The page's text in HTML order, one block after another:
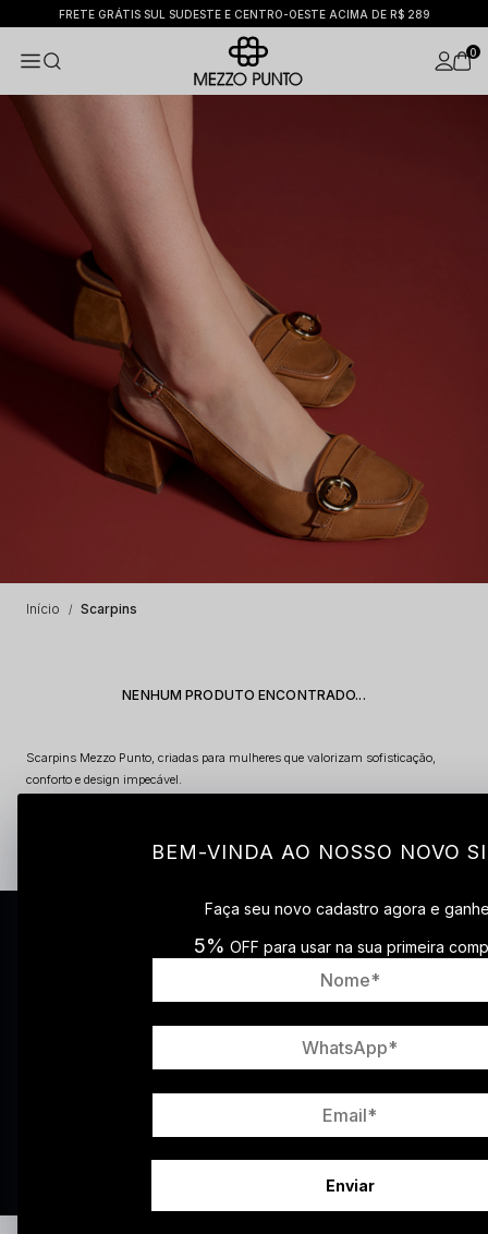
FRETE GRÁTIS SUL SUDESTE E CENTRO-OESTE ACIMA DE R$ 289
0
Scarpins
Início Scarpins
NENHUM PRODUTO ENCONTRADO...
Scarpins Mezzo Punto, criadas para mulheres que valorizam sofisticação,
conforto e design impecável.
tradição, elegância e modernidade.
CADASTRE-SE PARA RECEBER AS
sobre as últimas coleções, campanhas e novidades.
Ao concluir o cadastro, você permite o tratamento de dados pessoais para finalidade
BEM-VINDA AO NOSSO NOVO
Faça seu novo cadastro agora e
5% OFF para usar na sua primeira
Enviar